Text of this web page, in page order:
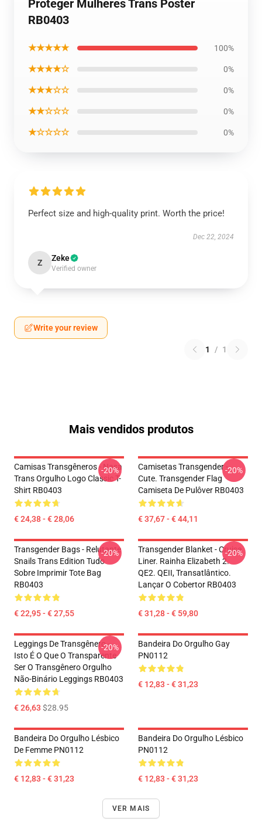
Proteger Mulheres Trans Poster
RB0403
★★★★★ 100%
★★★★☆ 0%
★★★☆☆ 0%
★★☆☆☆ 0%
★☆☆☆☆ 0%
Perfect size and high-quality print. Worth the price!
Dec 22, 2024
Z Zeke
Verified owner
Write your review
1 / 1
Mais vendidos produtos
Camisas Transgêneros - Nasa
Trans Orgulho Logo Classic T-
Shirt RB0403
€ 24,38 - € 28,06
-20%
Camisetas Transgender -
Cute. Transgender Flag
Camiseta De Pulôver RB0403
€ 37,67 - € 44,11
-20%
Transgender Bags - Relutante
Snails Trans Edition Tudo
Sobre Imprimir Tote Bag
RB0403
€ 22,95 - € 27,55
-20%
Transgender Blanket - Cruise
Liner. Rainha Elizabeth 2.
QE2. QEII, Transatlântico.
Lançar O Cobertor RB0403
€ 31,28 - € 59,80
-20%
Leggings De Transgênero -
Isto É O Que O Transparente
Ser O Transgênero Orgulho
Não-Binário Leggings RB0403
€ 26,63 $28.95
-20%
Bandeira Do Orgulho Gay
PN0112
€ 12,83 - € 31,23
Bandeira Do Orgulho Lésbico
De Femme PN0112
€ 12,83 - € 31,23
Bandeira Do Orgulho Lésbico
PN0112
€ 12,83 - € 31,23
VER MAIS